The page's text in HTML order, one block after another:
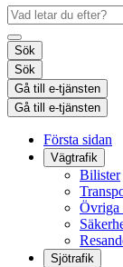
Sök
Sök
Gå till e-tjänsten
Gå till e-tjänsten
Första sidan
Vägtrafik
Bilister
Övriga
Sjötrafik